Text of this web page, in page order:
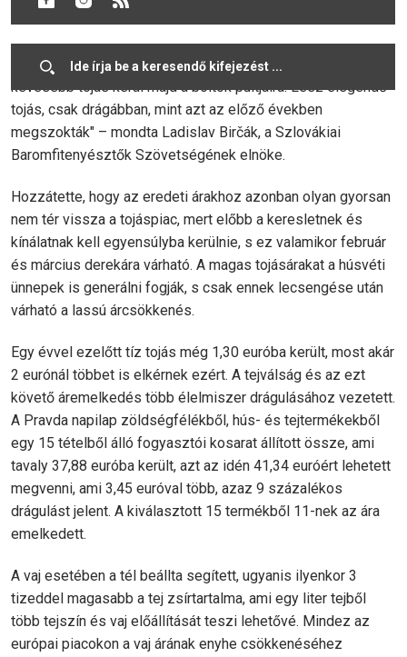
„Nem kell az embereknek attól tartaniuk, hogy karácsonyra
kevesebb tojás kerül majd a boltok pultjaira. Lesz elegendő
tojás, csak drágábban, mint azt az előző években
megszokták" – mondta Ladislav Birčák, a Szlovákiai
Baromfitenyésztők Szövetségének elnöke.
Hozzátette, hogy az eredeti árakhoz azonban olyan gyorsan
nem tér vissza a tojáspiac, mert előbb a keresletnek és
kínálatnak kell egyensúlyba kerülnie, s ez valamikor február
és március derekára várható. A magas tojásárakat a húsvéti
ünnepek is generálni fogják, s csak ennek lecsengése után
várható a lassú árcsökkenés.
Egy évvel ezelőtt tíz tojás még 1,30 euróba került, most akár
2 eurónál többet is elkérnek ezért. A tejválság és az ezt
követő áremelkedés több élelmiszer drágulásához vezetett.
A Pravda napilap zöldségfélékből, hús- és tejtermékekből
egy 15 tételből álló fogyasztói kosarat állított össze, ami
tavaly 37,88 euróba került, azt az idén 41,34 euróért lehetett
megvenni, ami 3,45 euróval több, azaz 9 százalékos
drágulást jelent. A kiválasztott 15 termékből 11-nek az ára
emelkedett.
A vaj esetében a tél beállta segített, ugyanis ilyenkor 3
tizeddel magasabb a tej zsírtartalma, ami egy liter tejből
több tejszín és vaj előállítását teszi lehetővé. Mindez az
európai piacokon a vaj árának enyhe csökkenéséhez